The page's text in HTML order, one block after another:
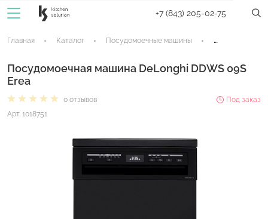
+7 (843) 205-02-75
Главная Каталог Посудомоечные машины
Посудомоечная машина DeLonghi DDWS 09S
Erea
0 отзывов
Под заказ
Арт. 1018751